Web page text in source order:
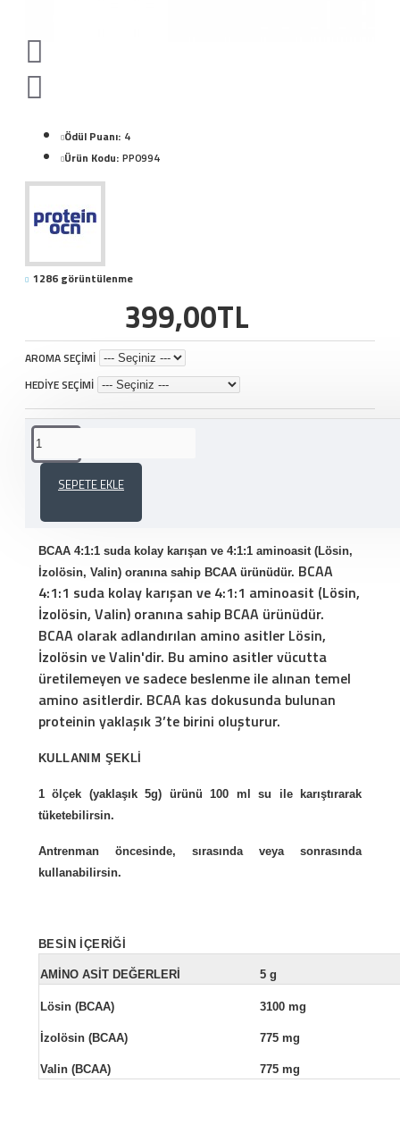
Ödül Puanı: 4
Ürün Kodu: PP0994
1286 görüntülenme
399,00TL
AROMA SEÇİMİ
HEDİYE SEÇİMİ
SEPETE EKLE
BCAA 4:1:1 suda kolay karışan ve 4:1:1 aminoasit (Lösin,
İzolösin, Valin) oranına sahip BCAA ürünüdür. BCAA
4:1:1 suda kolay karışan ve 4:1:1 aminoasit (Lösin,
İzolösin, Valin) oranına sahip BCAA ürünüdür.
BCAA olarak adlandırılan amino asitler Lösin,
İzolösin ve Valin'dir. Bu amino asitler vücutta
üretilemeyen ve sadece beslenme ile alınan temel
amino asitlerdir. BCAA kas dokusunda bulunan
proteinin yaklaşık 3’te birini oluşturur.
KULLANIM ŞEKLİ
1 ölçek (yaklaşık 5g) ürünü 100 ml su ile karıştırarak
tüketebilirsin.
Antrenman öncesinde, sırasında veya sonrasında
kullanabilirsin.
BESİN İÇERİĞİ
AMİNO ASİT DEĞERLERİ 5 g
Lösin (BCAA) 3100 mg
İzolösin (BCAA) 775 mg
Valin (BCAA) 775 mg